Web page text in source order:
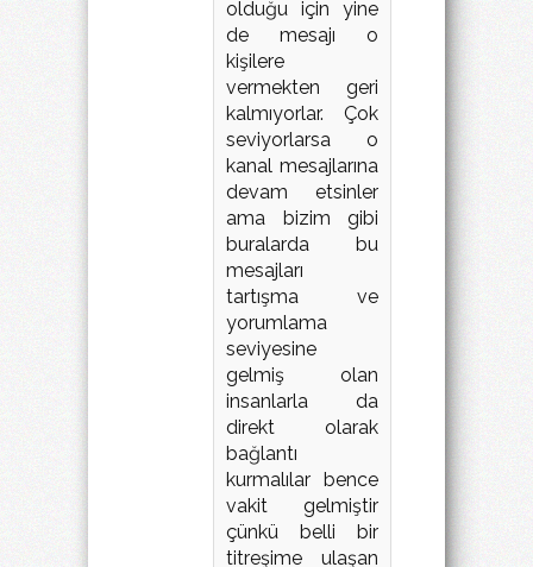
olduğu için yine
de mesajı o
kişilere
vermekten geri
kalmıyorlar. Çok
seviyorlarsa o
kanal mesajlarına
devam etsinler
ama bizim gibi
buralarda bu
mesajları
tartışma ve
yorumlama
seviyesine
gelmiş olan
insanlarla da
direkt olarak
bağlantı
kurmalılar bence
vakit gelmiştir
çünkü belli bir
titreşime ulaşan